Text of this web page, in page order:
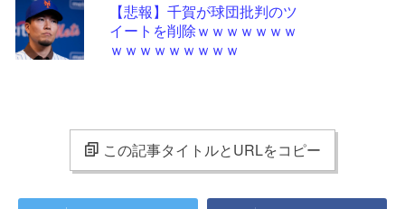
【悲報】千賀が球団批判のツ
イートを削除ｗｗｗｗｗｗｗ
ｗｗｗｗｗｗｗｗｗ
この記事タイトルとURLをコピー